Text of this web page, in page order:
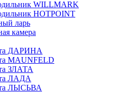
WILLMARK
HOTPOINT
ларь
камера
ДАРИНА
MAUNFELD
ЗЛАТА
ЛАДА
ЛЫСЬВА